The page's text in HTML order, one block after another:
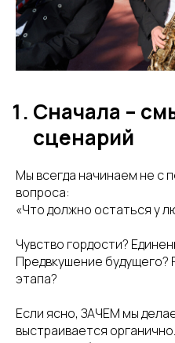
Сначала –
сценарий
Мы всегда начинаем не с
вопроса:
«Что должно остаться у
Чувство гордости?
Предвкушение будущего?
этапа?
Если ясно, ЗАЧЕМ мы
выстраивается органично.